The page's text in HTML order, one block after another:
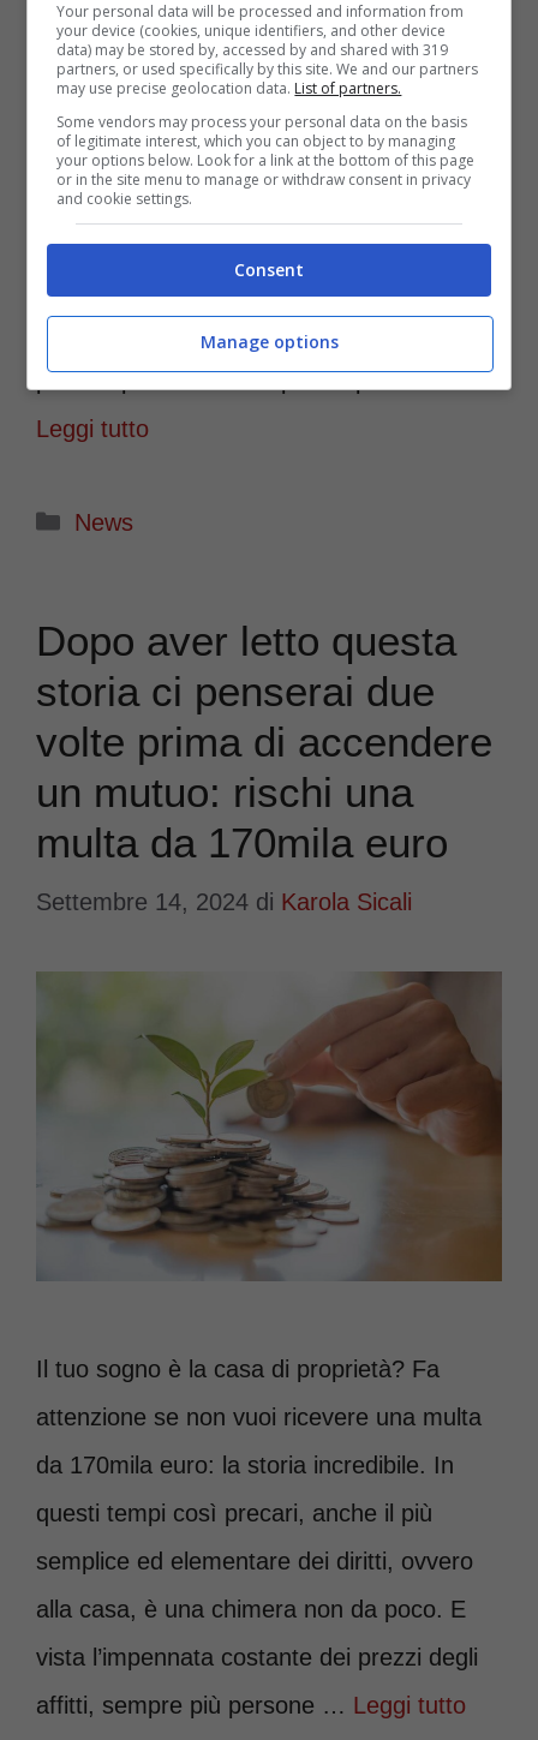
dell’evasione fiscale, è stato messo a punto
un nuovo strumento di monitoraggio: come
funziona. In Italia l’evasione fiscale è una
questione spinosa tanto quale la nazionale
disputatisi in Germania non ha di certo
brillato. Insomma, fa infiammare e
preoccupare al contempo. La pressione …
Leggi tutto
Categorie
News
Dopo aver letto questa
storia ci penserai due
volte prima di accendere
un mutuo: rischi una
multa da 170mila euro
Settembre 14, 2024 di Karola Sicali
Il tuo sogno è la casa di proprietà? Fa
attenzione se non vuoi ricevere una multa
da 170mila euro: la storia incredibile. In
questi tempi così precari, anche il più
semplice ed elementare dei diritti, ovvero
alla casa, è una chimera non da poco. E
vista l’impennata costante dei prezzi degli
affitti, sempre più persone … Leggi tutto
Your personal data will be processed and information from
your device (cookies, unique identifiers, and other device
data) may be stored by, accessed by and shared with 319
partners, or used specifically by this site. We and our partners
may use precise geolocation data. List of partners.
Some vendors may process your personal data on the basis
of legitimate interest, which you can object to by managing
your options below. Look for a link at the bottom of this page
or in the site menu to manage or withdraw consent in privacy
and cookie settings.
Consent
Manage options